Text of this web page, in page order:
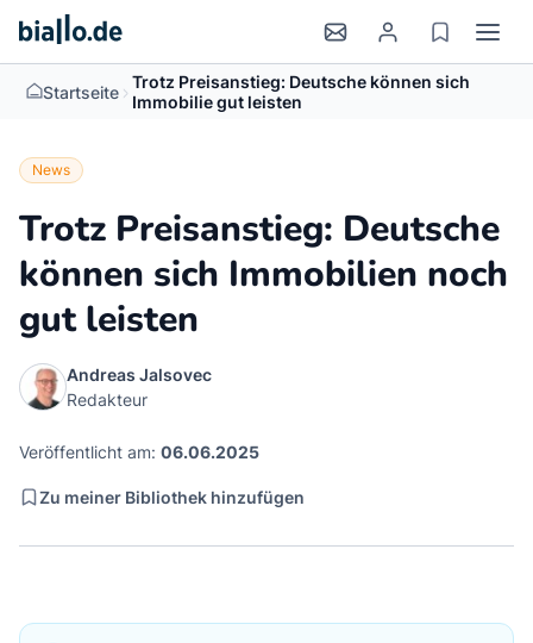
Startseite > Trotz Preisanstieg: Deutsche können sich
Immobilie gut leisten
News
Trotz Preisanstieg: Deutsche
können sich Immobilien noch
gut leisten
Andreas Jalsovec
Redakteur
Veröffentlicht am: 06.06.2025
Zu meiner Bibliothek hinzufügen